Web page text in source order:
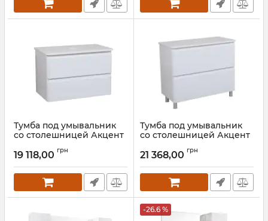
Тумба под умывальник
со столешницей Акцент
Артикул:АР000040135
19 118,00 грн
Тумба под умывальник
со столешницей Акцент
Артикул:АР000040136
21 368,00 грн
-26.6 %